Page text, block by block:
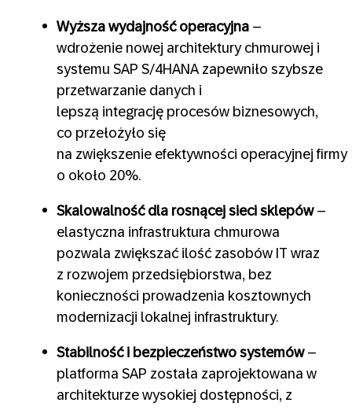
Wyższa wydajność operacyjna –
wdrożenie nowej architektury chmurowej i
systemu SAP S/4HANA zapewniło szybsze
przetwarzanie danych i
lepszą integrację procesów biznesowych,
co przełożyło się
na zwiększenie efektywności operacyjnej firmy
o około 20%.
Skalowalność dla rosnącej sieci sklepów–
elastyczna infrastruktura chmurowa
pozwala zwiększać ilość zasobów IT wraz
z rozwojem przedsiębiorstwa, bez
konieczności prowadzenia kosztownych
modernizacji lokalnej infrastruktury.
Stabilność i bezpieczeństwo systemów–
platforma SAP została zaprojektowana w
architekturze wysokiej dostępności, z